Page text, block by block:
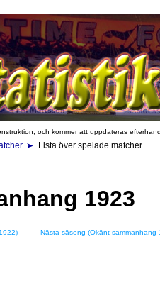
och kommer att uppdateras
Lista över spelade matcher
1923
Nästa säsong (Okänt sammanhang